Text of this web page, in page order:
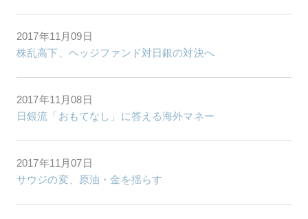
2017年11月09日
株乱高下、ヘッジファンド対日銀の対決へ
2017年11月08日
日銀流「おもてなし」に答える海外マネー
2017年11月07日
サウジの変、原油・金を揺らす